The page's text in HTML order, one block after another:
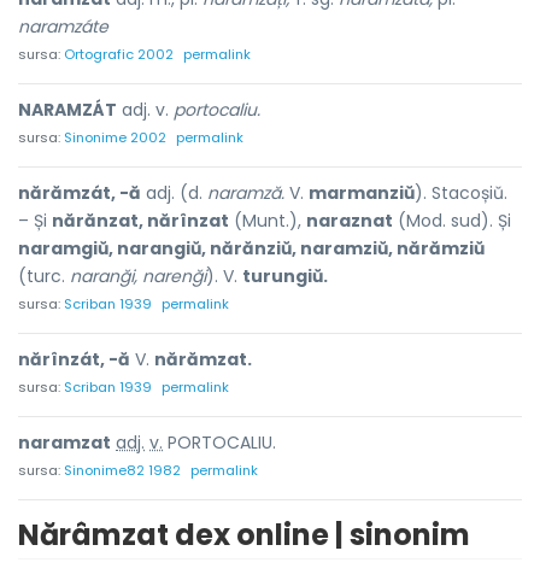
naramzáte
sursa: Ortografic 2002 permalink
NARAMZÁT adj. v. portocaliu.
sursa: Sinonime 2002 permalink
nărămzát, -ă adj. (d. naramză. V. marmanziŭ). Stacoșiŭ.
– Și nărănzat, nărînzat (Munt.), naraznat (Mod. sud). Și
naramgiŭ, narangiŭ, nărănziŭ, naramziŭ, nărămziŭ
(turc. naranği, narenği). V. turungiŭ.
sursa: Scriban 1939 permalink
nărînzát, -ă V. nărămzat.
sursa: Scriban 1939 permalink
naramzat adj. v. PORTOCALIU.
sursa: Sinonime82 1982 permalink
Nărâmzat dex online | sinonim